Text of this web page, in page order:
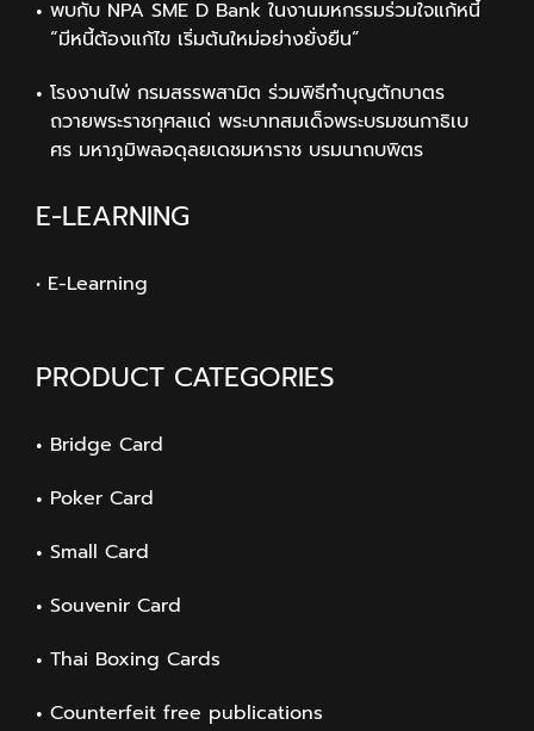
พบกับ NPA SME D Bank ในงานมหกรรมร่วมใจแก้หนี้
“มีหนี้ต้องแก้ไข เริ่มต้นใหม่อย่างยั่งยืน”
โรงงานไพ่ กรมสรรพสามิต ร่วมพิธีทำบุญตักบาตร
ถวายพระราชกุศลแด่ พระบาทสมเด็จพระบรมชนกาธิเบ
ศร มหาภูมิพลอดุลยเดชมหาราช บรมนาถบพิตร
E-LEARNING
• E-Learning
PRODUCT CATEGORIES
Bridge Card
Poker Card
Small Card
Souvenir Card
Thai Boxing Cards
Counterfeit free publications